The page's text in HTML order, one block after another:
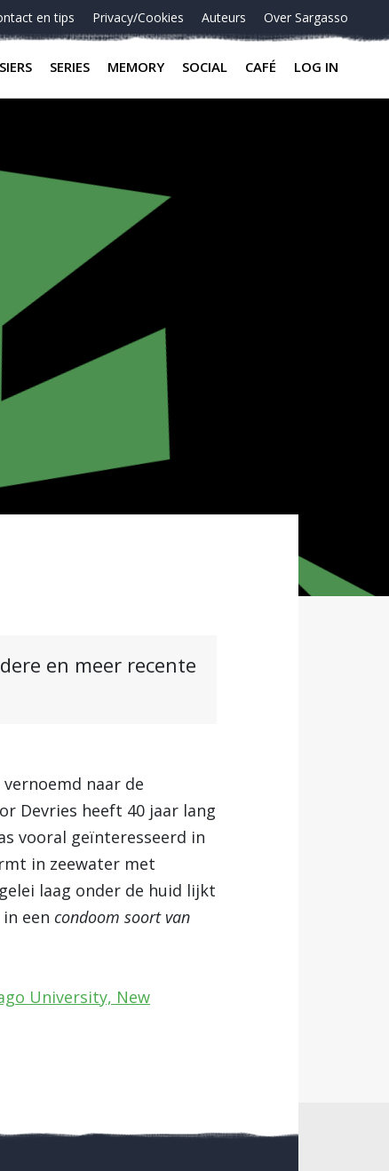
en tips Privacy/Cookies Auteurs Over Sargasso
SERIES MEMORY SOCIAL CAFÉ LOG IN
en meer recente
naar de
Devries heeft 40 jaar lang
vooral geïnteresseerd in
in zeewater met
laag onder de huid lijkt
een condoom soort van
University, New